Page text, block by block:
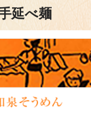
延べ麺